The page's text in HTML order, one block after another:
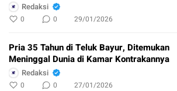
Redaksi
0 0 29/01/2026
Pria 35 Tahun di Teluk Bayur, Ditemukan
Meninggal Dunia di Kamar Kontrakannya
Redaksi
0 0 27/01/2026